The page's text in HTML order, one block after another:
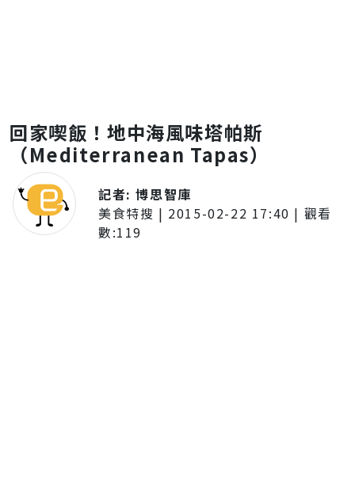
回家喫飯！地中海風味塔帕斯
（Mediterranean Tapas）
記者:博思智庫
美食特搜 | 2015-02-22 17:40 | 觀看
數:119